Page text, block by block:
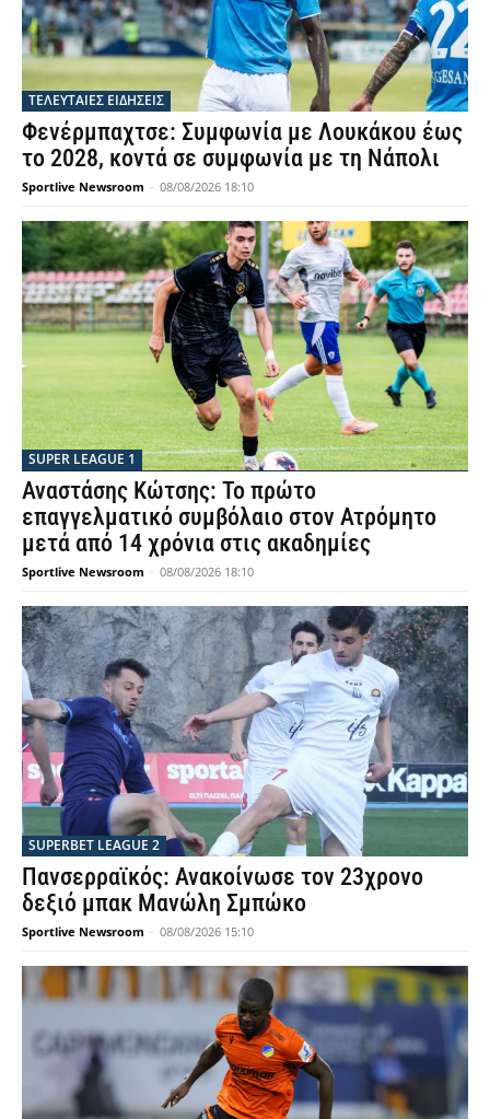
ΤΕΛΕΥΤΑΙΕΣ ΕΙΔΗΣΕΙΣ
Φενέρμπαχτσε: Συμφωνία με Λουκάκου έως
το 2028, κοντά σε συμφωνία με τη Νάπολι
Sportlive Newsroom - 08/08/2026 18:10
SUPER LEAGUE 1
Αναστάσης Κώτσης: Το πρώτο
επαγγελματικό συμβόλαιο στον Ατρόμητο
μετά από 14 χρόνια στις ακαδημίες
Sportlive Newsroom - 08/08/2026 18:10
SUPERBET LEAGUE 2
Πανσερραϊκός: Ανακοίνωσε τον 23χρονο
δεξιό μπακ Μανώλη Σμπώκο
Sportlive Newsroom - 08/08/2026 15:10